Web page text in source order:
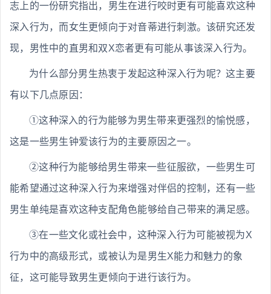
志上的一份研究指出，男生在进行咬时更有可能喜欢这种
深入行为，而女生更倾向于对音蒂进行刺激。该研究还发
现，男性中的直男和双X恋者更有可能从事该深入行为。
为什么部分男生热衷于发起这种深入行为呢？这主要
有以下几点原因：
①这种深入的行为能够为男生带来更强烈的愉悦感，
这是一些男生钟爱该行为的主要原因之一。
②这种行为能够给男生带来一些征服欲，一些男生可
能希望通过这种深入行为来增强对伴侣的控制，还有一些
男生单纯是喜欢这种支配角色能够给自己带来的满足感。
③在一些文化或社会中，这种深入行为可能被视为X
行为中的高级形式，或被认为是男生X能力和魅力的象
征，这可能导致男生更倾向于进行该行为。